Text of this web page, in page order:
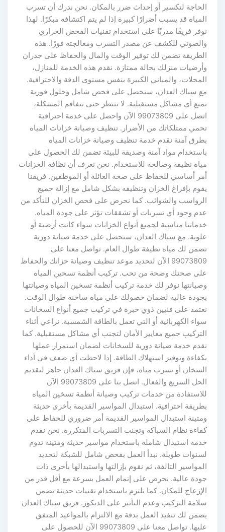
الحاجة لتكسير أو إحداث ضرر بالمكان. نحن ندرك أن تسرب
المياه قد يسبب أضرارًا كبيرة إذا لم يتم اكتشافه مبكرًا. لهذا
نوفر فريقًا مدربًا على استخدام تقنيات الفحص الحراري
والصوتي للكشف عن مصدر التسرب ومعالجته فورًا. هذه
الطريقة تضمن لك توفير الوقت والمال والحفاظ على جدران
وأرضيات منزلك بحالة ممتازة. نقدم هذه الخدمة للمنازل،
المحلات، والمباني الكبيرة بنفس مستوى الدقة والاحترافية.
مع سباك العدان، ستحصل على فحص شامل وحلول فورية
تمنع أي مشاكل مستقبلية. لا تنتظر حتى تتفاقم المشكلة،
اتصل على 99073809 الآن واحصل على خدمة احترافية
تحمي ممتلكاتك من الأضرار. تنظيف وصيانة خزانات المياه
بطرق آمنة نقدم خدمة تنظيف وصيانة خزانات المياه
باستخدام مواد آمنة وصديقة للبيئة تضمن لك الحصول على
مياه نظيفة وصالحة للاستخدام. نحن نعرف أن نظافة الخزانات
أمر أساسي للحفاظ على صحة العائلة أو الموظفين. فريقنا
يقوم بإفراغ الخزان وتنظيفه بشكل شامل مع إزالة جميع
الرواسب والشوائب. كما نحرص على فحص الخزان للتأكد من
عدم وجود أي تسربات أو تشققات تؤثر على جودة المياه.
خدماتنا مناسبة لجميع أنواع الخزانات سواء كانت أرضية أو
علوية. مع سباك العدان، ستحصل على خدمة صيانة دورية
تضمن لك مياه نظيفة طوال العام. تواصل معنا على
99073809 الآن لتحديد موعد تنظيف وصيانة خزانك والحفاظ
على صحتك وصحة من تحب. تركيب أنظمة تسخين المياه
وصيانتها نوفر لك خدمة تركيب أنظمة تسخين المياه وصيانتها
بجودة عالية لضمان حصولك على مياه ساخنة طوال الوقت.
نعتمد على فنيين ذوي خبرة في تركيب جميع أنواع السخانات
سواء الكهربائية أو التي تعمل بالطاقة الشمسية. نراعي أثناء
التركيب جميع معايير الأمان لتجنب أي مشاكل مستقبلية. كما
نقدم خدمة صيانة دورية للسخانات لضمان استمرار عملها
بكفاءة وتوفير استهلاك الطاقة. إذا لاحظت أي ضعف في أداء
السخان أو تسرب مياه، فإن فريق سباك العدان جاهز لتقديم
الحل السريع والفعال. اتصل بنا على 99073809 الآن
للاستفادة من خدمات تركيب وصيانة أنظمة تسخين المياه
بطريقة احترافية. استبدال المواسير القديمة بأخرى حديثة
ومتينة استبدال المواسير القديمة أمر ضروري للحفاظ على
كفاءة نظام السباكة وتجنب التسربات المتكررة. نحن نقدم
خدمة استبدال شاملة باستخدام مواسير حديثة ومتينة تدوم
لسنوات طويلة. نبدأ العمل بفحص شامل للشبكة لتحديد
المواسير التالفة، ثم نقوم بإزالتها واستبدالها بأخرى ذات
جودة عالية. نحرص على إتمام العمل بسرعة مع أقل قدر من
الإزعاج للمكان. كما نلتزم باستخدام تقنيات حديثة تضمن
سلامة التركيب وعدم التأثير على الديكور. فريق سباك العدان
يضمن لك تنفيذ العمل بدقة مع الالتزام بالمواعيد المتفق
عليها. تواصل معنا على 99073809 الآن للحصول على